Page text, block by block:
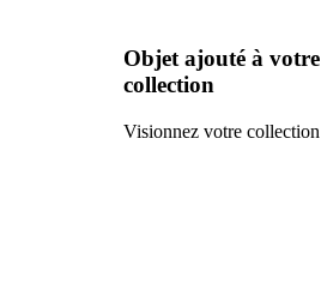
Objet ajouté à votre
collection
Visionnez votre collection